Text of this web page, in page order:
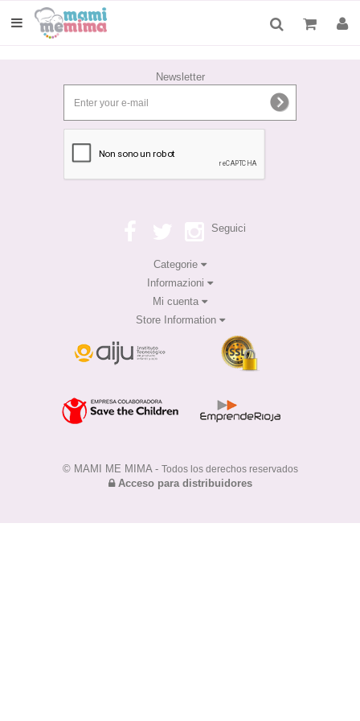
Newsletter
Seguici
Categorie
Informazioni
Mi cuenta
Store Information
© MAMI ME MIMA - Todos los derechos reservados
Acceso para distribuidores